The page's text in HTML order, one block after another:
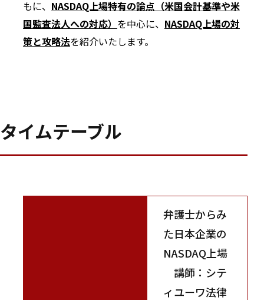
もに、 NASDAQ上場特有の論点（米国会計基準や米
国監査法人への対応） を中心に、 NASDAQ上場の対
策と攻略法を紹介いたします。
タイムテーブル
弁護士からみ
た日本企業の
NASDAQ上場
講師：シテ
ィユーワ法律